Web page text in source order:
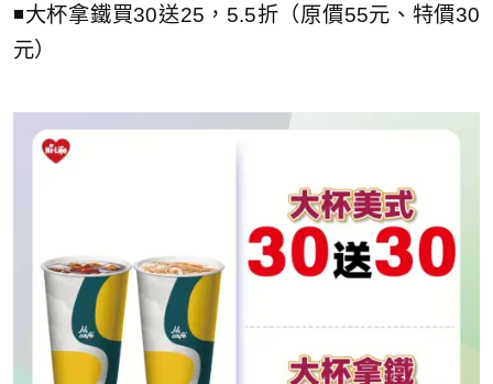
◾大杯拿鐵買30送25，5.5折（原價55元、特價30
元）